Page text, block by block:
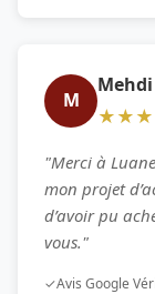
M
Mehdi
"Merci à
mon projet
d’avoir pu
vous."
✓Avis Google